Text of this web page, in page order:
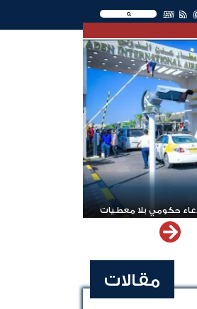
EN
حكومي بلا معطيات
مقالات